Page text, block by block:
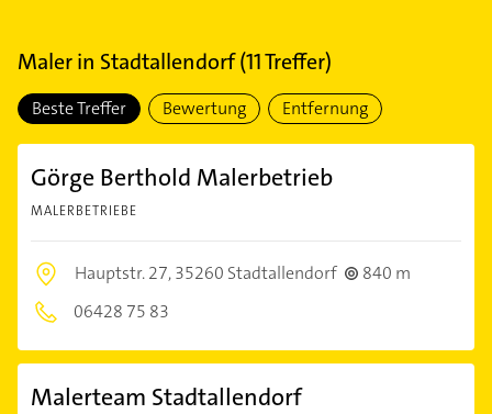
Malerin Stadtallendorf(11Treffer)
Beste Treffer Bewertung Entfernung
Görge Berthold Malerbetrieb
MALERBETRIEBE
Hauptstr. 27,35260 Stadtallendorf
840 m
06428 75 83
Malerteam Stadtallendorf